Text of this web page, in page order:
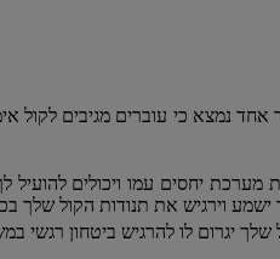
נמצא כי עוברים מגיבים לקול
מערכת יחסים עמו ויכולים
וירגיש את תנודות הקול
שלך יגרום לו להרגיש ביטחון רגשי